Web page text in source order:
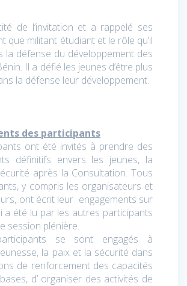
de l’invitation et a rappelé ses
que militant étudiant et le rôle qu’il
la défense du développement des
Il a défié les jeunes d’être plus
la défense leur développement.
des participants
ont été invités à prendre des
définitifs envers les jeunes, la
après la Consultation. Tous
y compris les organisateurs et
ont écrit leur engagements sur
a été lu par les autres participants
session plénière.
se sont engagés à
la paix et la sécurité dans
de renforcement des capacités
d’ organiser des activités de